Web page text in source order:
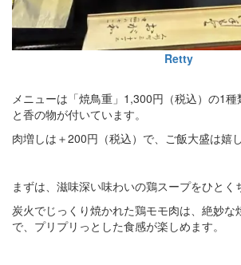
Retty
メニューは「焼鳥重」1,300円（税込）の1
と香の物が付いています。
肉増しは＋200円（税込）で、ご飯大盛は嬉
まずは、滋味深い味わいの鶏スープをひとく
炭火でじっくり焼かれた鶏モモ肉は、絶妙な
で、プリプリっとした食感が楽しめます。